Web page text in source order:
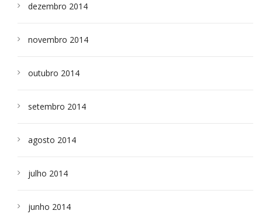
dezembro 2014
novembro 2014
outubro 2014
setembro 2014
agosto 2014
julho 2014
junho 2014